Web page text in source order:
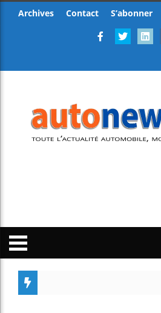
Archives Contact S’abonner